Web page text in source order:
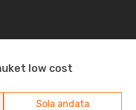
low cost
Sola andata